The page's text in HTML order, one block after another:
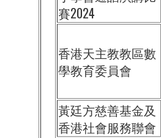
賽2024
香港天主教教區數
學教育委員會
黃廷方慈善基金及
香港社會服務聯會